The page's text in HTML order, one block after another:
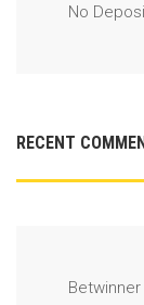
No
RECENT
Betwinner